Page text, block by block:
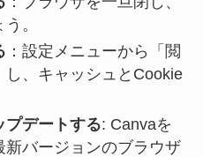
。
：設定メニューから「閲
、キャッシュとCookie
プデートする: Canvaを
バージョンのブラウザ